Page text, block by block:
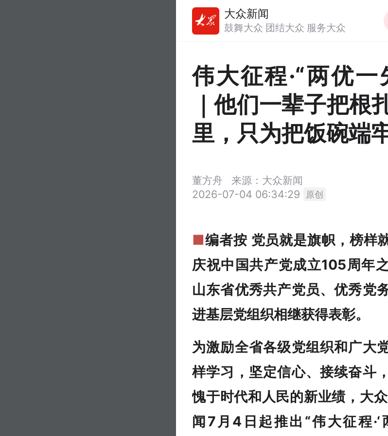
大众新闻
鼓舞大众 团结大众 服务大众
伟大征程·“两优一
｜他们一辈子把根
里，只为把饭碗端
董方舟
来源：大众新闻
2026-07-04 06:34:29
原创
■编者按 党员就是旗帜，榜样
庆祝中国共产党成立105周年之
山东省优秀共产党员、优秀党
进基层党组织相继获得表彰。
为激励全省各级党组织和广大
样学习，坚定信心、接续奋斗
愧于时代和人民的新业绩，大
闻7月4日起推出“伟大征程·‘